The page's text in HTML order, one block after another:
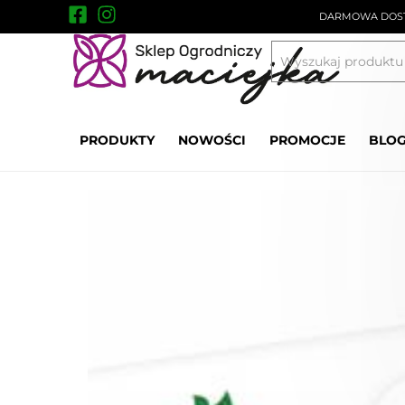
DARMOWA
PRODUKTY NOWOŚCI PROMOCJE BLOG
Uprawa i ochrona roślin Środki ochrony